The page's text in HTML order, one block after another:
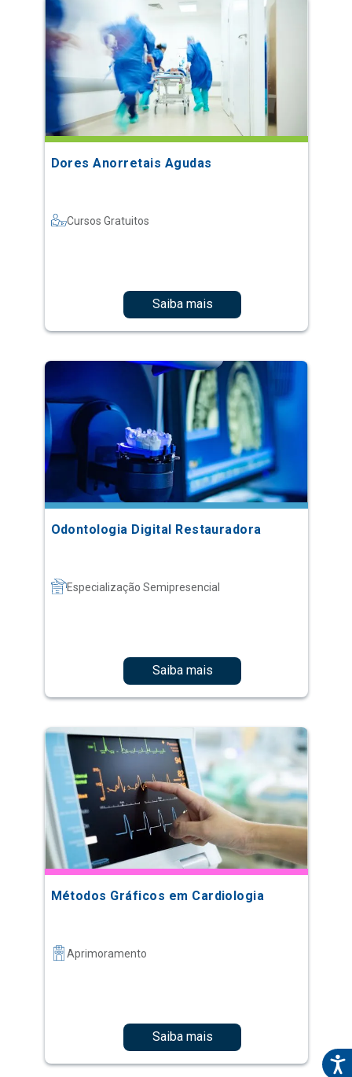
Dores Anorretais Agudas
Cursos Gratuitos
Saiba mais
Odontologia Digital Restauradora
Especialização Semipresencial
Saiba mais
Métodos Gráficos em Cardiologia
Aprimoramento
Saiba mais